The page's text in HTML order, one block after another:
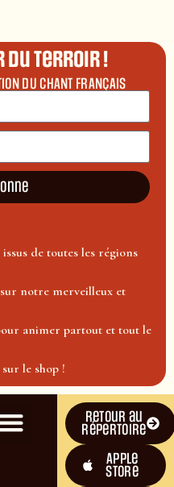
du terroir !
DU CHANT FRANÇAIS
de toutes les régions
notre merveilleux et
animer partout et tout le
le shop !
Retour au
répertoire
Apple
Store